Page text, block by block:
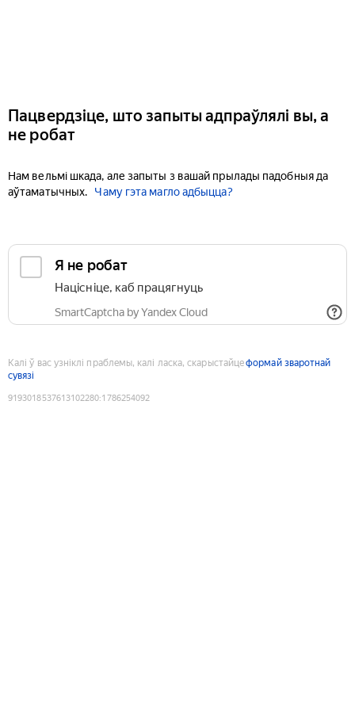
Пацвердзіце, што запыты адпраўлялі вы, а
не робат
Нам вельмі шкада, але запыты з вашай прылады падобныя да
аўтаматычных.
Чаму гэта магло адбыцца?
Я не робат
Націсніце, каб працягнуць
SmartCaptcha by Yandex Cloud
Калі ў вас узніклі праблемы, калі ласка, скарыстайцеформай зваротнай
сувязі
9193018537613102280:1786254092